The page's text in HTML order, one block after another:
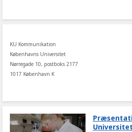
KU Kommunikation
Københavns Universitet
Nørregade 10, postboks 2177
1017 København K
Universitet